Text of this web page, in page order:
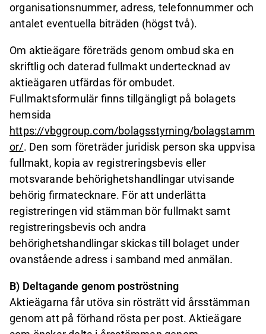
organisationsnummer, adress, telefonnummer och
antalet eventuella biträden (högst två).
Om aktieägare företräds genom ombud ska en
skriftlig och daterad fullmakt undertecknad av
aktieägaren utfärdas för ombudet.
Fullmaktsformulär finns tillgängligt på bolagets
hemsida
https://vbggroup.com/bolagsstyrning/bolagstamm
or/. Den som företräder juridisk person ska uppvisa
fullmakt, kopia av registreringsbevis eller
motsvarande behörighetshandlingar utvisande
behörig firmatecknare. För att underlätta
registreringen vid stämman bör fullmakt samt
registreringsbevis och andra
behörighetshandlingar skickas till bolaget under
ovanstående adress i samband med anmälan.
B) Deltagande genom poströstning
Aktieägarna får utöva sin rösträtt vid årsstämman
genom att på förhand rösta per post. Aktieägare